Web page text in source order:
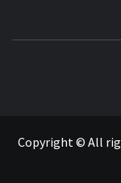
Copyright © All